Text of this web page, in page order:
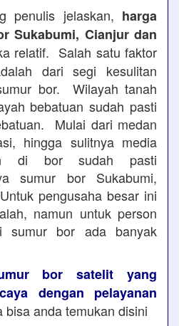
penulis jelaskan, harga
Sukabumi, Cianjur dan
relatif. Salah satu faktor
dari segi kesulitan
bor. Wilayah tanah
bebatuan sudah pasti
Mulai dari medan
hingga sulitnya media
di bor sudah pasti
sumur bor Sukabumi,
pengusaha besar ini
namun untuk person
sumur bor ada banyak
bor satelit yang
dengan pelayanan
bisa anda temukan disini